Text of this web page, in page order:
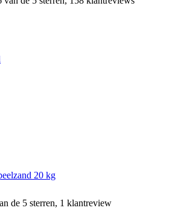
20 kg
de 5 sterren, 1 klantreview